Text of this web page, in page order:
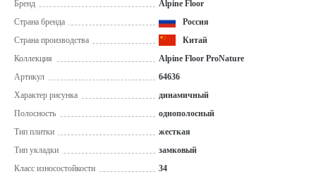
Бренд
Alpine Floor
Страна бренда
Россия
Страна производства
Китай
Коллекция
Alpine Floor ProNature
Артикул
64636
Характер рисунка
динамичный
Полосность
однополосный
Тип плитки
жесткая
Тип укладки
замковый
Класс износостойкости
34